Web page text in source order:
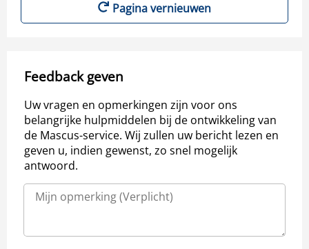
Pagina vernieuwen
Feedback geven
Uw vragen en opmerkingen zijn voor ons
belangrijke hulpmiddelen bij de ontwikkeling van
de Mascus-service. Wij zullen uw bericht lezen en
geven u, indien gewenst, zo snel mogelijk
antwoord.